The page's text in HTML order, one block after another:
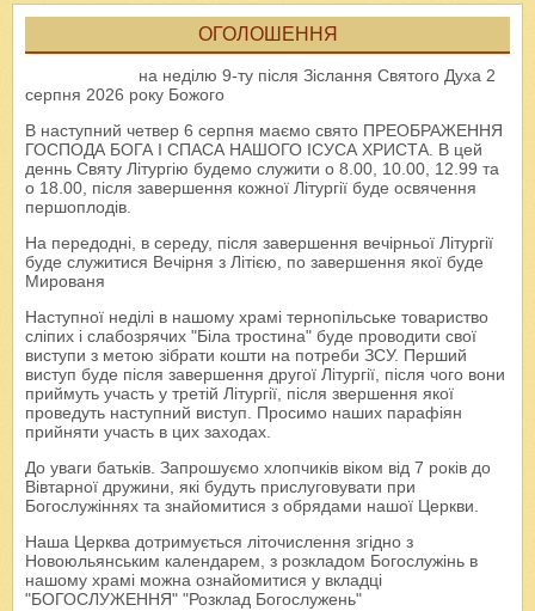
ОГОЛОШЕННЯ
на неділю 9-ту після Зіслання Святого Духа 2
серпня 2026 року Божого
В наступний четвер 6 серпня маємо свято ПРЕОБРАЖЕННЯ
ГОСПОДА БОГА І СПАСА НАШОГО ІСУСА ХРИСТА. В цей
деннь Святу Літургію будемо служити о 8.00, 10.00, 12.99 та
о 18.00, після завершення кожної Літургії буде освячення
першоплодів.
На передодні, в середу, після завершення вечірньої Літургії
буде служитися Вечірня з Літією, по завершення якої буде
Мированя
Наступної неділі в нашому храмі тернопільське товариство
сліпих і слабозрячих "Біла тростина" буде проводити свої
виступи з метою зібрати кошти на потреби ЗСУ. Перший
виступ буде після завершення другої Літургії, після чого вони
приймуть участь у третій Літургії, після звершення якої
проведуть наступний виступ. Просимо наших парафіян
прийняти участь в цих заходах.
До уваги батьків. Запрошуємо хлопчиків віком від 7 років до
Вівтарної дружини, які будуть прислуговувати при
Богослужіннях та знайомитися з обрядами нашої Церкви.
Наша Церква дотримується літочислення згідно з
Новоюльянським календарем, з розкладом Богослужінь в
нашому храмі можна ознайомитися у вкладці
"БОГОСЛУЖЕННЯ" "Розклад Богослужень"